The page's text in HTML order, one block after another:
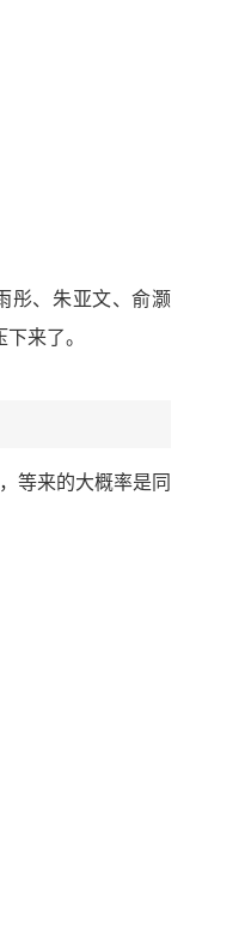
彤、朱亚文、俞灏
来了。
等来的大概率是同